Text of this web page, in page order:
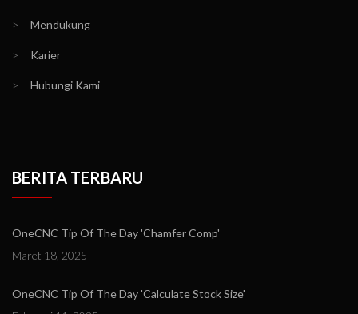
> Mendukung
> Karier
> Hubungi Kami
BERITA TERBARU
OneCNC Tip Of The Day 'Chamfer Comp'
Maret 18, 2025
OneCNC Tip Of The Day 'Calculate Stock Size'